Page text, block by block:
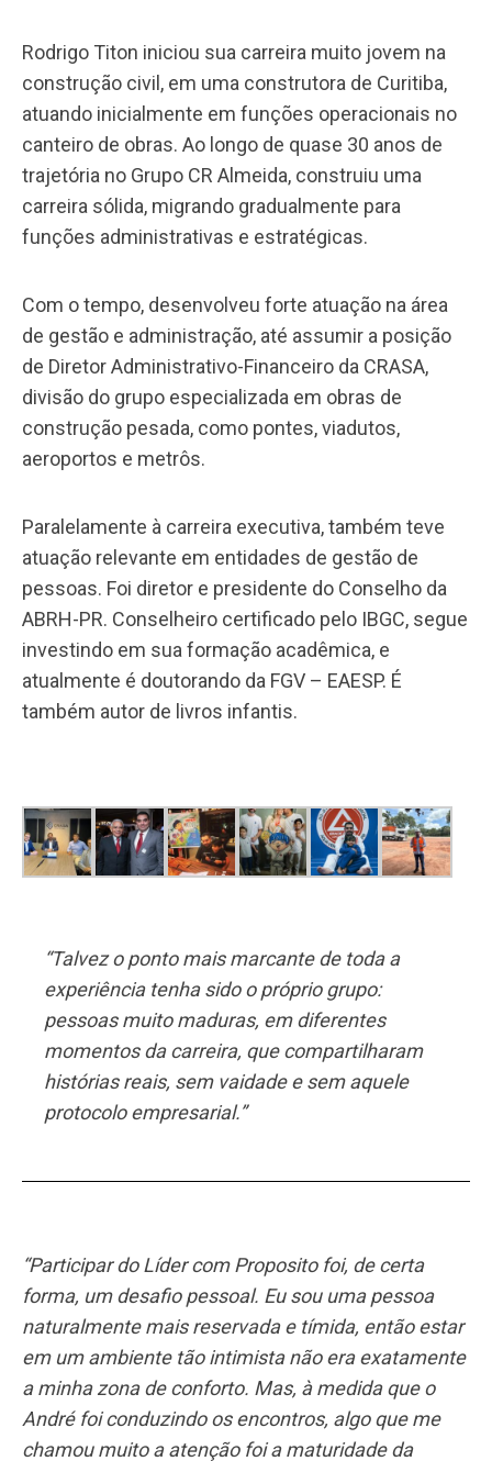
Rodrigo Titon iniciou sua carreira muito jovem na
construção civil, em uma construtora de Curitiba,
atuando inicialmente em funções operacionais no
canteiro de obras. Ao longo de quase 30 anos de
trajetória no Grupo CR Almeida, construiu uma
carreira sólida, migrando gradualmente para
funções administrativas e estratégicas.
Com o tempo, desenvolveu forte atuação na área
de gestão e administração, até assumir a posição
de Diretor Administrativo-Financeiro da CRASA,
divisão do grupo especializada em obras de
construção pesada, como pontes, viadutos,
aeroportos e metrôs.
Paralelamente à carreira executiva, também teve
atuação relevante em entidades de gestão de
pessoas. Foi diretor e presidente do Conselho da
ABRH-PR. Conselheiro certificado pelo IBGC, segue
investindo em sua formação acadêmica, e
atualmente é doutorando da FGV – EAESP. É
também autor de livros infantis.
“Talvez o ponto mais marcante de toda a
experiência tenha sido o próprio grupo:
pessoas muito maduras, em diferentes
momentos da carreira, que compartilharam
histórias reais, sem vaidade e sem aquele
protocolo empresarial.”
“Participar do Líder com Proposito foi, de certa
forma, um desafio pessoal. Eu sou uma pessoa
naturalmente mais reservada e tímida, então estar
em um ambiente tão intimista não era exatamente
a minha zona de conforto. Mas, à medida que o
André foi conduzindo os encontros, algo que me
chamou muito a atenção foi a maturidade da